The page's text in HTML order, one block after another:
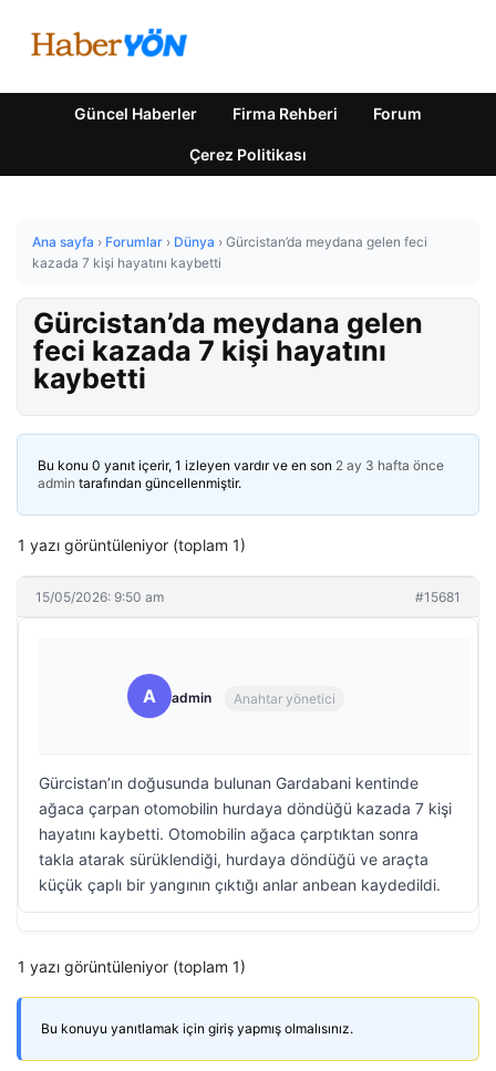
Güncel Haberler Firma Rehberi Forum
Çerez Politikası
Ana sayfa › Forumlar › Dünya › Gürcistan’da meydana gelen feci
kazada 7 kişi hayatını kaybetti
Gürcistan’da meydana gelen
feci kazada 7 kişi hayatını
kaybetti
Bu konu 0 yanıt içerir, 1 izleyen vardır ve en son 2 ay 3 hafta önce
admin tarafından güncellenmiştir.
1 yazı görüntüleniyor (toplam 1)
15/05/2026: 9:50 am #15681
A admin Anahtar yönetici
Gürcistan’ın doğusunda bulunan Gardabani kentinde
ağaca çarpan otomobilin hurdaya döndüğü kazada 7 kişi
hayatını kaybetti. Otomobilin ağaca çarptıktan sonra
takla atarak sürüklendiği, hurdaya döndüğü ve araçta
küçük çaplı bir yangının çıktığı anlar anbean kaydedildi.
1 yazı görüntüleniyor (toplam 1)
Bu konuyu yanıtlamak için giriş yapmış olmalısınız.